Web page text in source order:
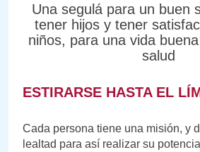
Una segulá para un buen
tener hijos y tener
niños, para una vida
salud
ESTIRARSE HASTA EL
Cada persona tiene una misión, y
lealtad para así realizar su